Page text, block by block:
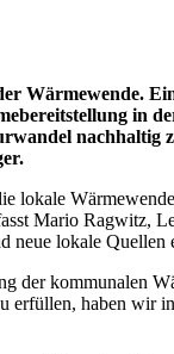
Wärmewende.
in
lokale
Mario Ragwitz,
neue lokale Quellen
kommunalen
haben